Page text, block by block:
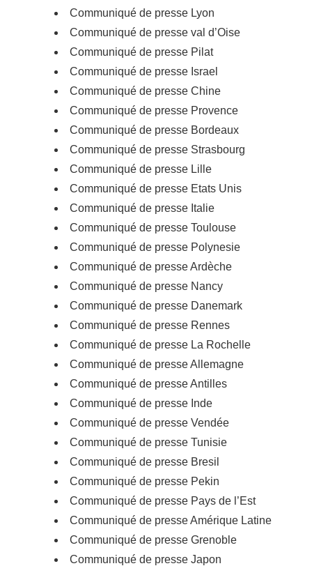
Communiqué de presse Lyon
Communiqué de presse val d’Oise
Communiqué de presse Pilat
Communiqué de presse Israel
Communiqué de presse Chine
Communiqué de presse Provence
Communiqué de presse Bordeaux
Communiqué de presse Strasbourg
Communiqué de presse Lille
Communiqué de presse Etats Unis
Communiqué de presse Italie
Communiqué de presse Toulouse
Communiqué de presse Polynesie
Communiqué de presse Ardèche
Communiqué de presse Nancy
Communiqué de presse Danemark
Communiqué de presse Rennes
Communiqué de presse La Rochelle
Communiqué de presse Allemagne
Communiqué de presse Antilles
Communiqué de presse Inde
Communiqué de presse Vendée
Communiqué de presse Tunisie
Communiqué de presse Bresil
Communiqué de presse Pekin
Communiqué de presse Pays de l’Est
Communiqué de presse Amérique Latine
Communiqué de presse Grenoble
Communiqué de presse Japon